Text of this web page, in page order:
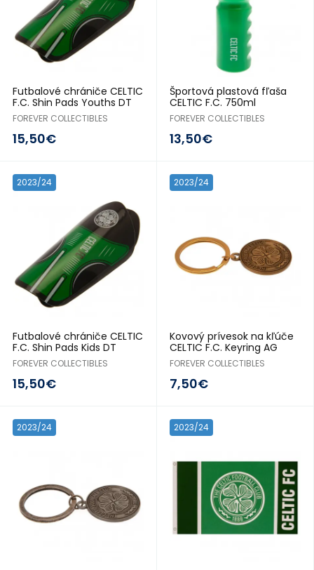
Futbalové chrániče CELTIC
F.C. Shin Pads Youths DT
FOREVER COLLECTIBLES
15,50€
Športová plastová fľaša
CELTIC F.C. 750ml
FOREVER COLLECTIBLES
13,50€
2023/24
Futbalové chrániče CELTIC
F.C. Shin Pads Kids DT
FOREVER COLLECTIBLES
15,50€
2023/24
Kovový prívesok na kľúče
CELTIC F.C. Keyring AG
FOREVER COLLECTIBLES
7,50€
2023/24 2023/24